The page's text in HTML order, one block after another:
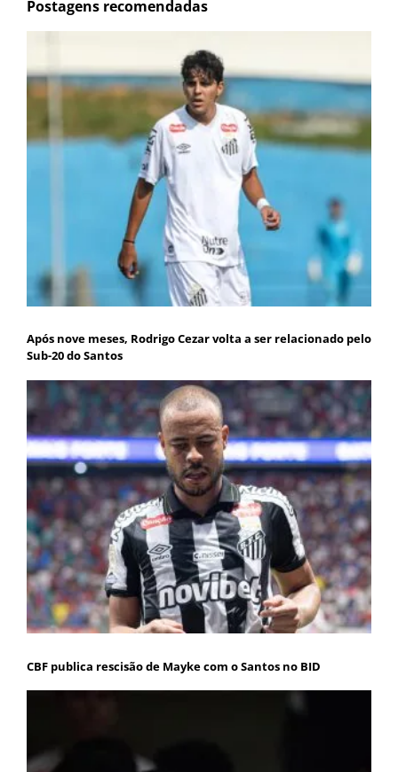
Postagens recomendadas
Após nove meses, Rodrigo Cezar volta a ser relacionado pelo
Sub-20 do Santos
CBF publica rescisão de Mayke com o Santos no BID